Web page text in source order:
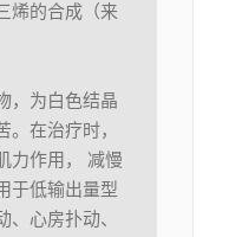
烯的合成（来
，为白色结晶
在治疗时，
力作用， 减慢
于低输出量型
心房扑动、